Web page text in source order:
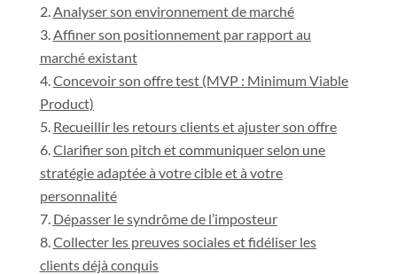
Analyser son environnement de marché
Affiner son positionnement par rapport au
marché existant
Concevoir son offre test (MVP : Minimum Viable
Product)
Recueillir les retours clients et ajuster son offre
Clarifier son pitch et communiquer selon une
stratégie adaptée à votre cible et à votre
personnalité
Dépasser le syndrôme de l’imposteur
Collecter les preuves sociales et fidéliser les
clients déjà conquis